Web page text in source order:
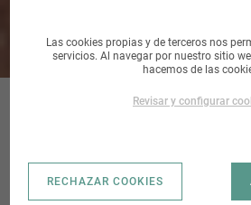
VIVIENDA
Las cookies propias y de terceros nos
servicios. Al navegar por nuestro sitio
hacemos de las
Revisar y configurar
RECHAZAR COOKIES